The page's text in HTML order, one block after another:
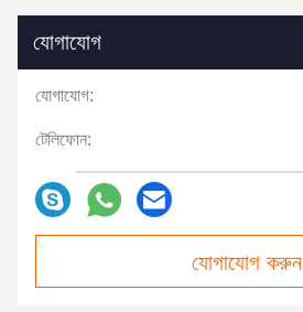
যোগাযোগ
যোগাযোগ:
টেলিফোন:
যোগাযোগ করুন